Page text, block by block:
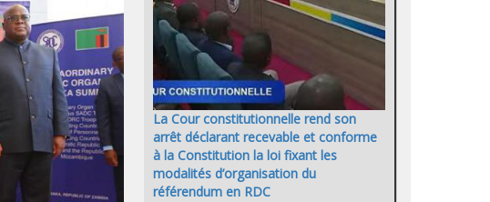
La Cour constitutionnelle rend son
arrêt déclarant recevable et conforme
à la Constitution la loi fixant les
modalités d’organisation du
référendum en RDC